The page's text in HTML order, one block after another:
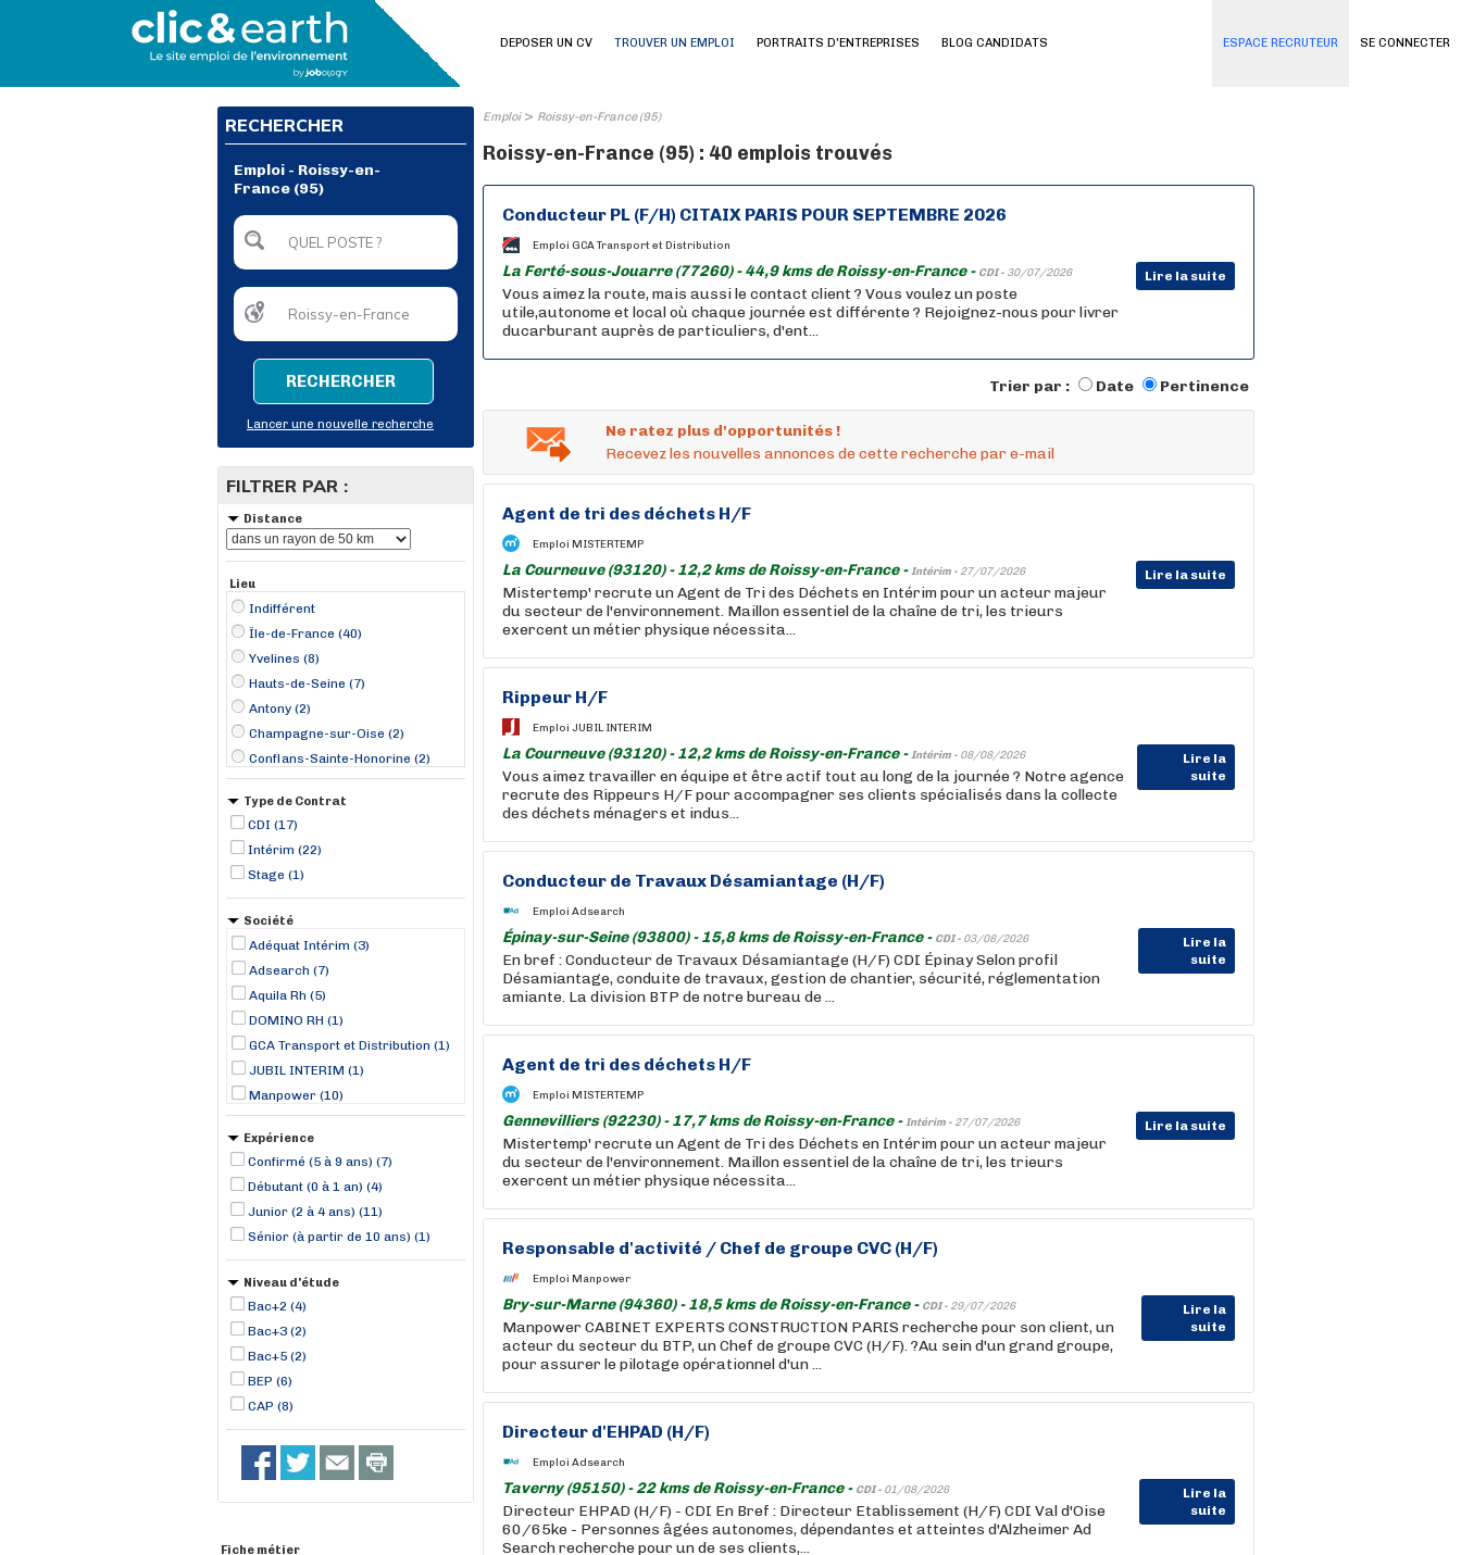
SE CONNECTER
DEPOSER UN CV TROUVER UN EMPLOI PORTRAITS D'ENTREPRISES BLOG CANDIDATS ESPACE RECRUTEUR
RECHERCHER
Emploi - Roissy-en-
France (95)
RECHERCHER
Lancer une nouvelle recherche
FILTRER PAR :
Distance
Lieu
Indifférent
Île-de-France (40)
Yvelines (8)
Hauts-de-Seine (7)
Antony (2)
Champagne-sur-Oise (2)
Conflans-Sainte-Honorine (2)
La Celle-Saint-Cloud (2)
La Courneuve (2)
Nanterre (2)
Poissy (2)
Valenton (2)
Type de Contrat
CDI (17)
Intérim (22)
Stage (1)
Société
Adéquat Intérim (3)
Adsearch (7)
Aquila Rh (5)
DOMINO RH (1)
GCA Transport et Distribution (1)
JUBIL INTERIM (1)
Manpower (10)
MISTERTEMP (7)
RANDSTAD (2)
RTI 75 (2)
TECH TRANSPORT (1)
Expérience
Confirmé (5 à 9 ans) (7)
Débutant (0 à 1 an) (4)
Junior (2 à 4 ans) (11)
Sénior (à partir de 10 ans) (1)
Niveau d'étude
Bac+2 (4)
Bac+3 (2)
Bac+5 (2)
BEP (6)
CAP (8)
Fiche métier
Emploi> Roissy-en-France (95)
Roissy-en-France (95) : 40 emplois trouvés
Conducteur PL (F/H) CITAIX PARIS POUR SEPTEMBRE 2026
Emploi GCA Transport et Distribution
La Ferté-sous-Jouarre (77260) - 44,9 kms de Roissy-en-France - CDI - 30/07/2026 Lire la suite
Vous aimez la route, mais aussi le contact client ? Vous voulez un poste
utile,autonome et local où chaque journée est différente ? Rejoignez-nous pour livrer
ducarburant auprès de particuliers, d'ent...
Trier par : Date Pertinence
Ne ratez plus d'opportunités !
Recevez les nouvelles annonces de cette recherche par e-mail
Agent de tri des déchets H/F
Emploi MISTERTEMP
La Courneuve (93120) - 12,2 kms de Roissy-en-France -Intérim - 27/07/2026 Lire la suite
Mistertemp' recrute un Agent de Tri des Déchets en Intérim pour un acteur majeur
du secteur de l'environnement. Maillon essentiel de la chaîne de tri, les trieurs
exercent un métier physique nécessita...
Rippeur H/F
Emploi JUBIL INTERIM
La Courneuve (93120) - 12,2 kms de Roissy-en-France -Intérim - 08/08/2026
Lire la
suite
Vous aimez travailler en équipe et être actif tout au long de la journée ? Notre agence
recrute des Rippeurs H/F pour accompagner ses clients spécialisés dans la collecte
des déchets ménagers et indus...
Conducteur de Travaux Désamiantage (H/F)
Emploi Adsearch
Épinay-sur-Seine (93800) - 15,8 kms de Roissy-en-France - CDI - 03/08/2026
Lire la
suite
En bref : Conducteur de Travaux Désamiantage (H/F) CDI Épinay Selon profil
Désamiantage, conduite de travaux, gestion de chantier, sécurité, réglementation
amiante. La division BTP de notre bureau de ...
Agent de tri des déchets H/F
Emploi MISTERTEMP
Gennevilliers (92230) - 17,7 kms de Roissy-en-France -Intérim - 27/07/2026 Lire la suite
Mistertemp' recrute un Agent de Tri des Déchets en Intérim pour un acteur majeur
du secteur de l'environnement. Maillon essentiel de la chaîne de tri, les trieurs
exercent un métier physique nécessita...
Responsable d'activité / Chef de groupe CVC (H/F)
Emploi Manpower
Bry-sur-Marne (94360) - 18,5 kms de Roissy-en-France - CDI - 29/07/2026
Lire la
suite
Manpower CABINET EXPERTS CONSTRUCTION PARIS recherche pour son client, un
acteur du secteur du BTP, un Chef de groupe CVC (H/F). ?Au sein d'un grand groupe,
pour assurer le pilotage opérationnel d'un ...
Directeur d'EHPAD (H/F)
Emploi Adsearch
Taverny (95150) - 22 kms de Roissy-en-France - CDI - 01/08/2026
Lire la
suite
Directeur EHPAD (H/F) - CDI En Bref : Directeur Etablissement (H/F) CDI Val d'Oise
60/65ke - Personnes âgées autonomes, dépendantes et atteintes d'Alzheimer Ad
Search recherche pour un de ses clients,...